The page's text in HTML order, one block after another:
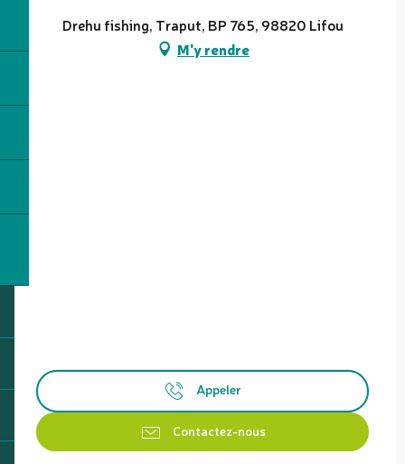
Drehu fishing, Traput, BP 765, 98820 Lifou
M'y rendre
Appeler
Contactez-nous